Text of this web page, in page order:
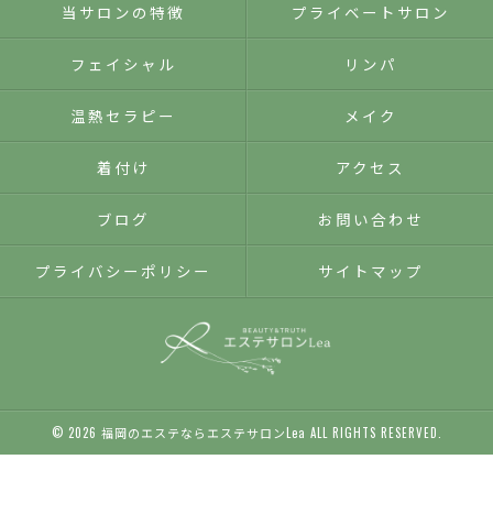
当サロンの特徴 プライベートサロン
フェイシャル リンパ
温熱セラピー メイク
着付け アクセス
ブログ お問い合わせ
プライバシーポリシー サイトマップ
© 2026 福岡のエステならエステサロンLea ALL RIGHTS RESERVED.